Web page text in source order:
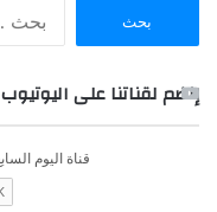
ح
ث
ن
إنضم لقناتنا على اليوتيوب